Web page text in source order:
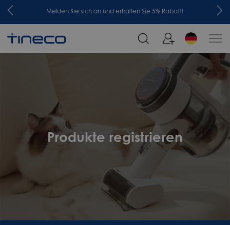
Melden Sie sich an und erhalten Sie 5% Rabatt!
Produkte registrieren